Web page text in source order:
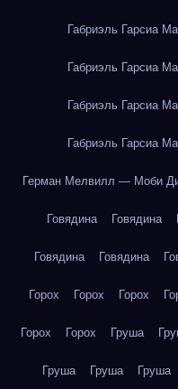
Габриэль Гарсиа
Габриэль Гарсиа
Габриэль Гарсиа
Габриэль Гарсиа
Герман Мелвилл — Моби
Говядина Говядина
Говядина Говядина
Горох Горох Горох
Горох Горох Груша
Груша Груша Груша